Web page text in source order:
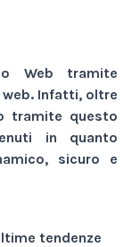
Web tramite
web. Infatti, oltre
tramite questo
in quanto
sicuro e
tendenze